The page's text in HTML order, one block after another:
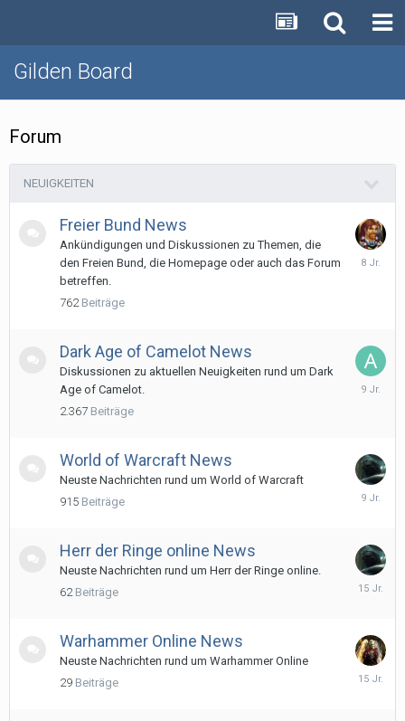
Gilden Board
Forum
NEUIGKEITEN
Freier Bund News
Ankündigungen und Diskussionen zu Themen, die
den Freien Bund, die Homepage oder auch das Forum
betreffen.
762 Beiträge
4.
Dark Age of Camelot News
Diskussionen zu aktuellen Neuigkeiten rund um Dark
Age of Camelot.
2.367 Beiträge
3.
World of Warcraft News
Neuste Nachrichten rund um World of Warcraft
915 Beiträge
9.
Herr der Ringe online News
Neuste Nachrichten rund um Herr der Ringe online.
62 Beiträge
21.
Warhammer Online News
Neuste Nachrichten rund um Warhammer Online
29 Beiträge
16.